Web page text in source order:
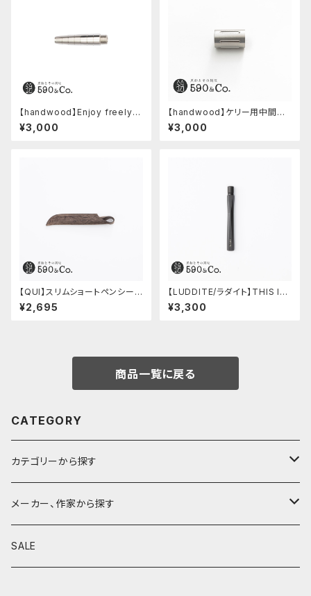
【handwood】Enjoy freely
前軸 (ステンレス)
¥3,000
【handwood】ケリー用中間パ
ーツ/カスタムグリップ (縦溝/ス
テンレス)
¥3,000
【QUI】スリムショートペンシー
ス・クードゥー (ストーン)
¥2,695
【LUDDITE/ラダイト】THIS IN
DUSTRIAL 芯ケース2 (Facto
ry Model BK)
¥3,300
商品一覧に戻る
CATEGORY
カテゴリーから探す
鉛筆
鉛筆補助軸
メーカー、作家から探す
590&Co.
SALE